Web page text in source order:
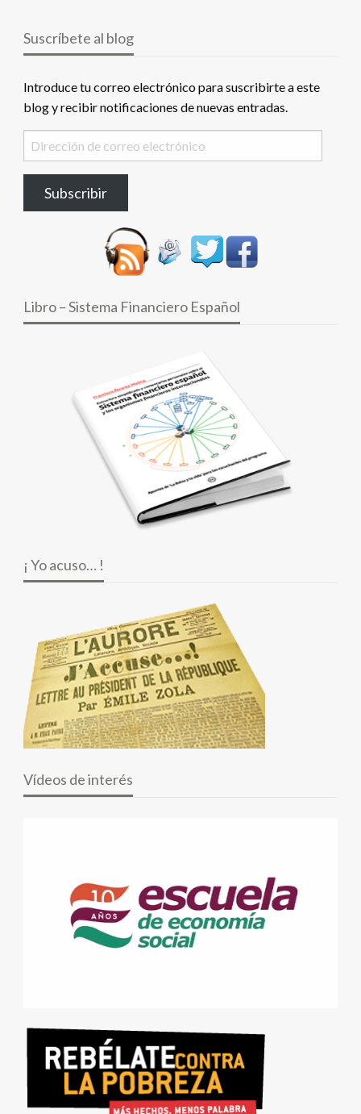
Suscríbete al blog
Introduce tu correo electrónico para suscribirte a este
blog y recibir notificaciones de nuevas entradas.
Dirección
de
electrónico
Subscribir
Libro – Sistema Financiero Español
¡ Yo acuso… !
Vídeos de interés